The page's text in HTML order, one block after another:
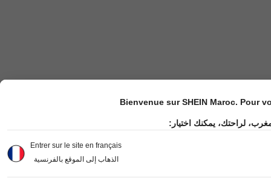
Bienvenue sur SHEIN Maroc. Pour
لراحتك، يمكنك اختيار:
Entrer sur le site en français
الذهاب إلى الموقع بالفرنسية